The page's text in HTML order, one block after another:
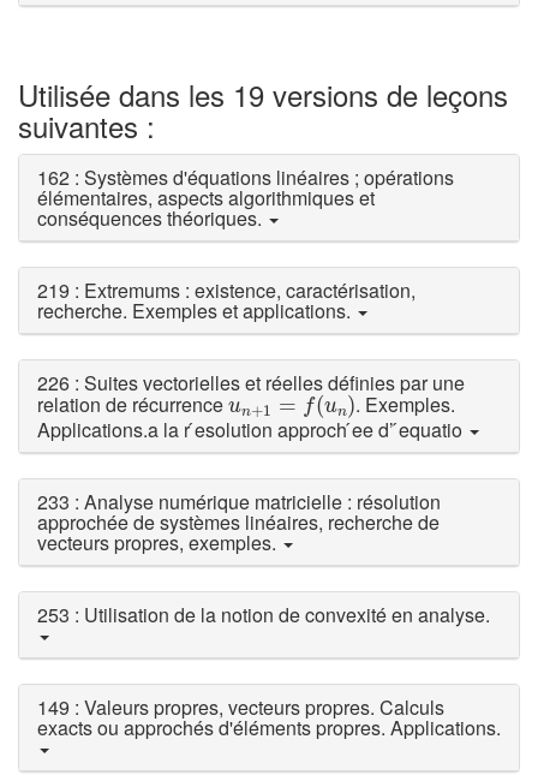
Utilisée dans les 19 versions de leçons
suivantes :
162 : Systèmes d'équations linéaires ; opérations
élémentaires, aspects algorithmiques et
conséquences théoriques.
219 : Extremums : existence, caractérisation,
recherche. Exemples et applications.
226 : Suites vectorielles et réelles définies par une
relation de récurrence un+1 = f(un)
un+1=f(un)
. Exemples.
Applications.a la r ́esolution approch ́ee d’ ́equatio
233 : Analyse numérique matricielle : résolution
approchée de systèmes linéaires, recherche de
vecteurs propres, exemples.
253 : Utilisation de la notion de convexité en analyse.
149 : Valeurs propres, vecteurs propres. Calculs
exacts ou approchés d'éléments propres. Applications.